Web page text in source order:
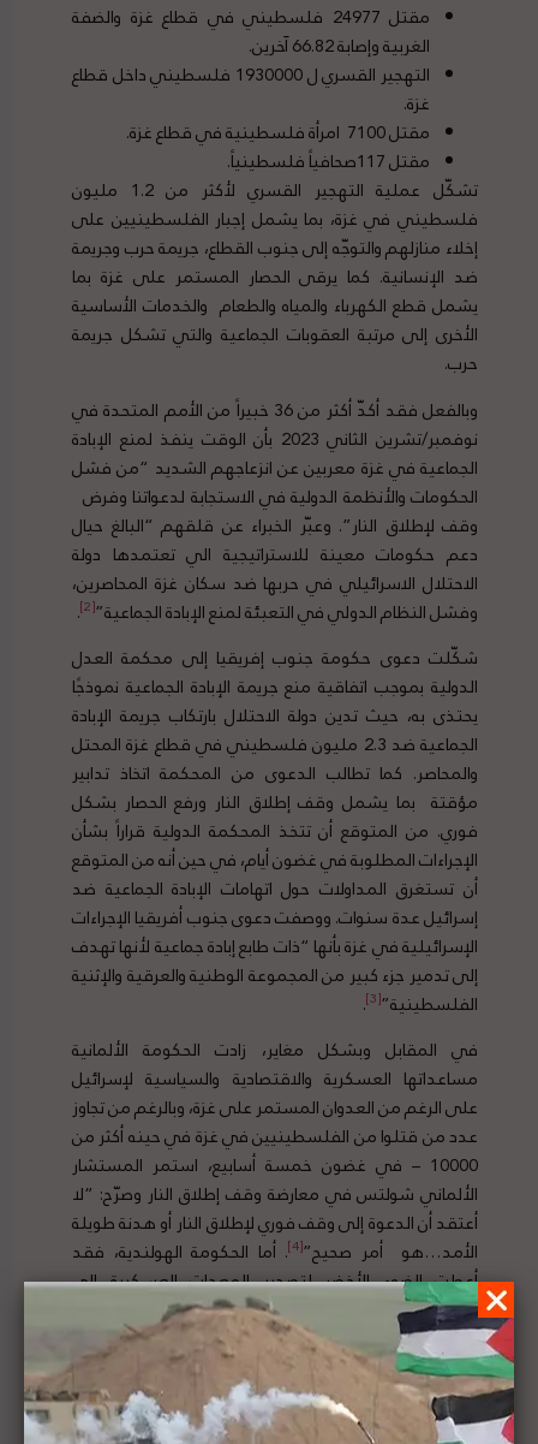
مقتل 24977 فلسطيني في قطاع غزة والضفة
الغربية وإصابة 66.82 آخرين.
التهجير القسري ل 1930000 فلسطيني داخل قطاع
غزة.
مقتل 7100 امرأة فلسطينية في قطاع غزة.
مقتل 117صحافياً فلسطينياً.
تشكّل عملية التهجير القسري لأكثر من 1.2 مليون
فلسطيني في غزة، بما يشمل إجبار الفلسطينيين على
إخلاء منازلهم والتوجّه إلى جنوب القطاع، جريمة حرب وجريمة
ضد الإنسانية. كما يرقى الحصار المستمر على غزة بما
يشمل قطع الكهرباء والمياه والطعام والخدمات الأساسية
الأخرى إلى مرتبة العقوبات الجماعية والتي تشكل جريمة
حرب.
وبالفعل فقد أكدّ أكثر من 36 خبيراً من الأمم المتحدة في
نوفمبر/تشرين الثاني 2023 بأن الوقت ينفذ لمنع الإبادة
الجماعية في غزة معربين عن انزعاجهم الشديد “من فشل
الحكومات والأنظمة الدولية في الاستجابة لدعواتنا وفرض
وقف لإطلاق النار”. وعبّر الخبراء عن قلقهم “البالغ حيال
دعم حكومات معينة للاستراتيجية الي تعتمدها دولة
الاحتلال الاسرائيلي في حربها ضد سكان غزة المحاصرين،
وفشل النظام الدولي في التعبئة لمنع الإبادة الجماعية”[2]
.
شكّلت دعوى حكومة جنوب إفريقيا إلى محكمة العدل
الدولية بموجب اتفاقية منع جريمة الإبادة الجماعية نموذجًا
يحتذى به، حيث تدين دولة الاحتلال بارتكاب جريمة الإبادة
الجماعية ضد 2.3 مليون فلسطيني في قطاع غزة المحتل
والمحاصر. كما تطالب الدعوى من المحكمة اتخاذ تدابير
مؤقتة بما يشمل وقف إطلاق النار ورفع الحصار بشكل
فوري. من المتوقع أن تتخذ المحكمة الدولية قراراً بشأن
الإجراءات المطلوبة في غضون أيام، في حين أنه من المتوقع
أن تستغرق المداولات حول اتهامات الإبادة الجماعية ضد
إسرائيل عدة سنوات. ووصفت دعوى جنوب أفريقيا الإجراءات
الإسرائيلية في غزة بأنها “ذات طابع إبادة جماعية لأنها تهدف
إلى تدمير جزء كبير من المجموعة الوطنية والعرقية والإثنية
الفلسطينية”[3]
.
في المقابل وبشكل مغاير، زادت الحكومة الألمانية
مساعداتها العسكرية والاقتصادية والسياسية لإسرائيل
على الرغم من العدوان المستمر على غزة، وبالرغم من تجاوز
عدد من قتلوا من الفلسطينيين في غزة في حينه أكثر من
10000 – في غضون خمسة أسابيع، استمر المستشار
الألماني شولتس في معارضة وقف إطلاق النار وصرّح: “لا
أعتقد أن الدعوة إلى وقف فوري لإطلاق النار أو هدنة طويلة
الأمد…هو أمر صحيح”[4] . أما الحكومة الهولندية، فقد
أعطت الضوء الأخضر لتصدير المعدات العسكرية إلى
إسرائيل أثناء الإبادة الجماعية. كما أظهر مسؤولون في
الحكومة النمساوية والفرنسية من خلال التصريحات والزيارات
دعمًا غير مشروط للعدوان الإسرائيلي على القطاع، الأمر
الذي يعرّض هؤلاء المسؤولين لمساءلة قانونية بموجب
دورهم في ‘المساعدة والتحريض’ على جرائم الحرب.